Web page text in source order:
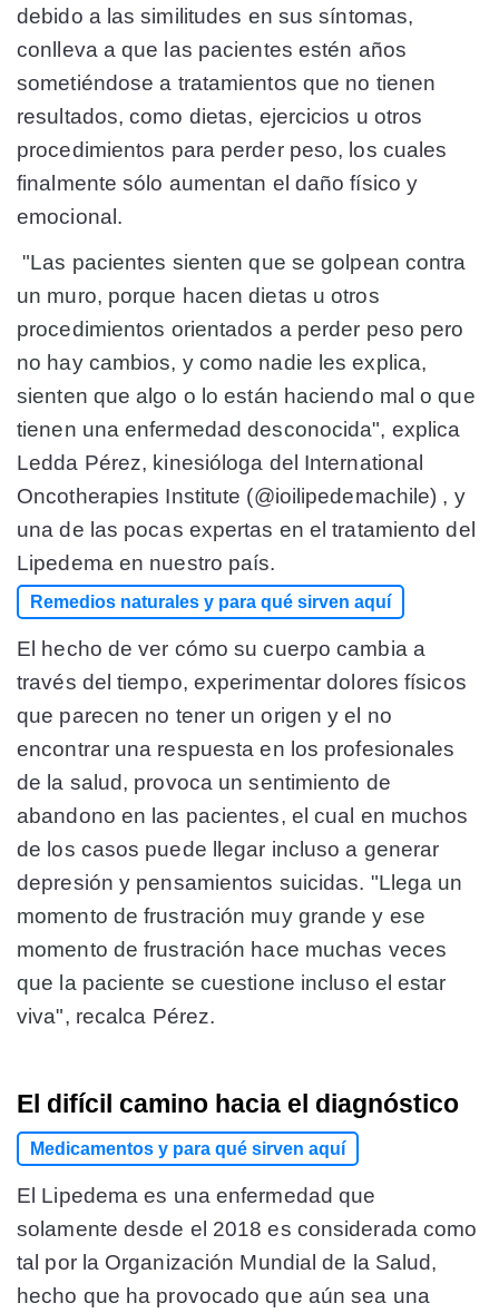
debido a las similitudes en sus síntomas,
conlleva a que las pacientes estén años
sometiéndose a tratamientos que no tienen
resultados, como dietas, ejercicios u otros
procedimientos para perder peso, los cuales
finalmente sólo aumentan el daño físico y
emocional.
"Las pacientes sienten que se golpean contra
un muro, porque hacen dietas u otros
procedimientos orientados a perder peso pero
no hay cambios, y como nadie les explica,
sienten que algo o lo están haciendo mal o que
tienen una enfermedad desconocida", explica
Ledda Pérez, kinesióloga del International
Oncotherapies Institute (@ioilipedemachile) , y
una de las pocas expertas en el tratamiento del
Lipedema en nuestro país.
Remedios naturales y para qué sirven aquí
El hecho de ver cómo su cuerpo cambia a
través del tiempo, experimentar dolores físicos
que parecen no tener un origen y el no
encontrar una respuesta en los profesionales
de la salud, provoca un sentimiento de
abandono en las pacientes, el cual en muchos
de los casos puede llegar incluso a generar
depresión y pensamientos suicidas. "Llega un
momento de frustración muy grande y ese
momento de frustración hace muchas veces
que la paciente se cuestione incluso el estar
viva", recalca Pérez.
El difícil camino hacia el diagnóstico
Medicamentos y para qué sirven aquí
El Lipedema es una enfermedad que
solamente desde el 2018 es considerada como
tal por la Organización Mundial de la Salud,
hecho que ha provocado que aún sea una